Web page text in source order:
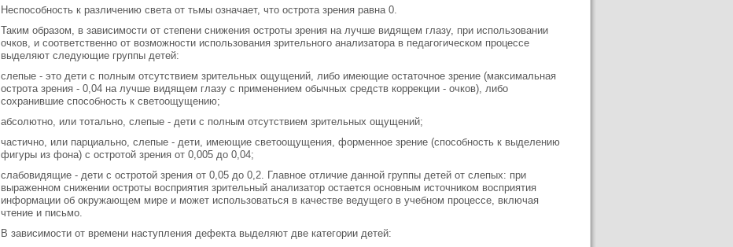
Неспособность к различению света от тьмы означает, что острота зрения равна 0.
Таким образом, в зависимости от степени снижения остроты зрения на лучше видящем глазу, при использовании
очков, и соответственно от возможности использования зрительного анализатора в педагогическом процессе
выделяют следующие группы детей:
слепые - это дети с полным отсутствием зрительных ощущений, либо имеющие остаточное зрение (максимальная
острота зрения - 0,04 на лучше видящем глазу с применением обычных средств коррекции - очков), либо
сохранившие способность к светоощущению;
абсолютно, или тотально, слепые - дети с полным отсутствием зрительных ощущений;
частично, или парциально, слепые - дети, имеющие светоощущения, форменное зрение (способность к выделению
фигуры из фона) с остротой зрения от 0,005 до 0,04;
слабовидящие - дети с остротой зрения от 0,05 до 0,2. Главное отличие данной группы детей от слепых: при
выраженном снижении остроты восприятия зрительный анализатор остается основным источником восприятия
информации об окружающем мире и может использоваться в качестве ведущего в учебном процессе, включая
чтение и письмо.
В зависимости от времени наступления дефекта выделяют две категории детей: